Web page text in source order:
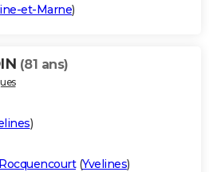
et-Marne)
(81 ans)
)
(Yvelines)